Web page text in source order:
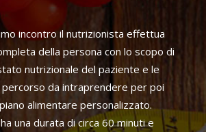
incontro il nutrizionista effettua
della persona con lo scopo di
nutrizionale del paziente e le
da intraprendere per poi
alimentare personalizzato.
una durata di circa 60 minuti e